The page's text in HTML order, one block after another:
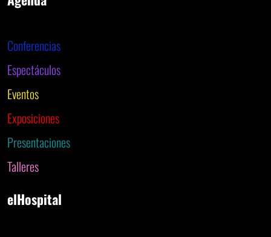
Conferencias
Espectáculos
Eventos
Exposiciones
Presentaciones
Talleres
elHospital